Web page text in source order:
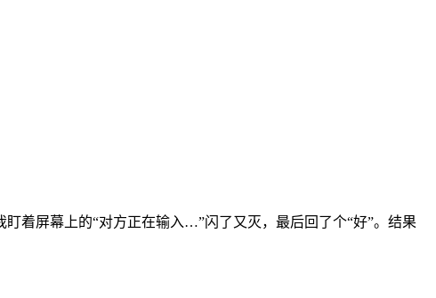
着屏幕上的“对方正在输入…”闪了又灭，最后回了个“好”。结果